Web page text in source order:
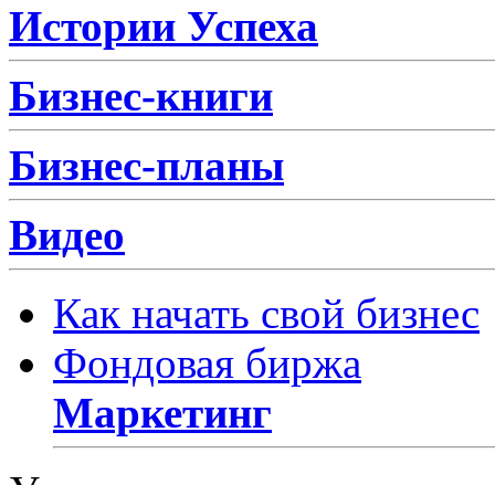
Истории Успеха
Бизнес-книги
Бизнес-планы
Видео
Как начать свой бизнес
Фондовая биржа
Маркетинг